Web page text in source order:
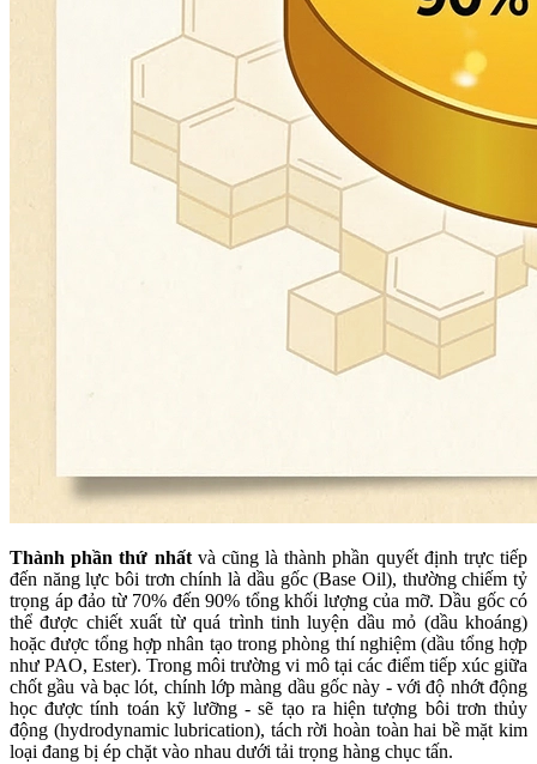
Thành phần thứ nhấtvà cũng là thành phần quyết định trực tiếp
đến năng lực bôi trơn chính là dầu gốc (Base Oil), thường chiếm tỷ
trọng áp đảo từ 70% đến 90% tổng khối lượng của mỡ. Dầu gốc có
thể được chiết xuất từ quá trình tinh luyện dầu mỏ (dầu khoáng)
hoặc được tổng hợp nhân tạo trong phòng thí nghiệm (dầu tổng hợp
như PAO, Ester). Trong môi trường vi mô tại các điểm tiếp xúc giữa
chốt gầu và bạc lót, chính lớp màng dầu gốc này - với độ nhớt động
học được tính toán kỹ lưỡng - sẽ tạo ra hiện tượng bôi trơn thủy
động (hydrodynamic lubrication), tách rời hoàn toàn hai bề mặt kim
loại đang bị ép chặt vào nhau dưới tải trọng hàng chục tấn.